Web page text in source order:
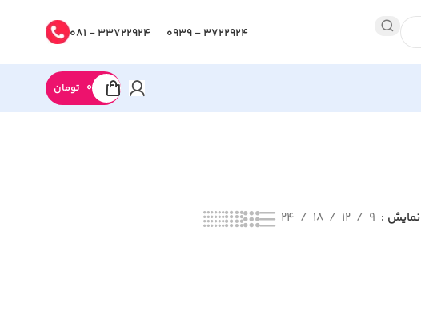
3722924 - 0939
33722924 - 081
0 تومان
نمایش 9
12
18
24